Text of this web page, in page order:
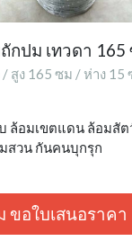
กปม เทวดา 165
สูง 165 ซม / ห่าง 15
ล้อมเขตแดน ล้อมสั
สวน กันคนบุกรุก
ขอใบเสนอราคา